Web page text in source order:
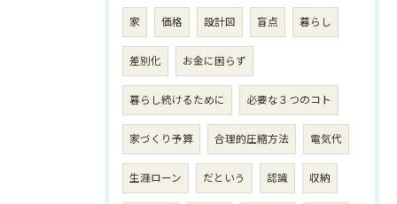
家 価格 設計図 盲点 暮らし
差別化 お金に困らず
暮らし続けるために 必要な３つのコト
家づくり予算 合理的圧縮方法 電気代
生涯ローン だという 認識 収納